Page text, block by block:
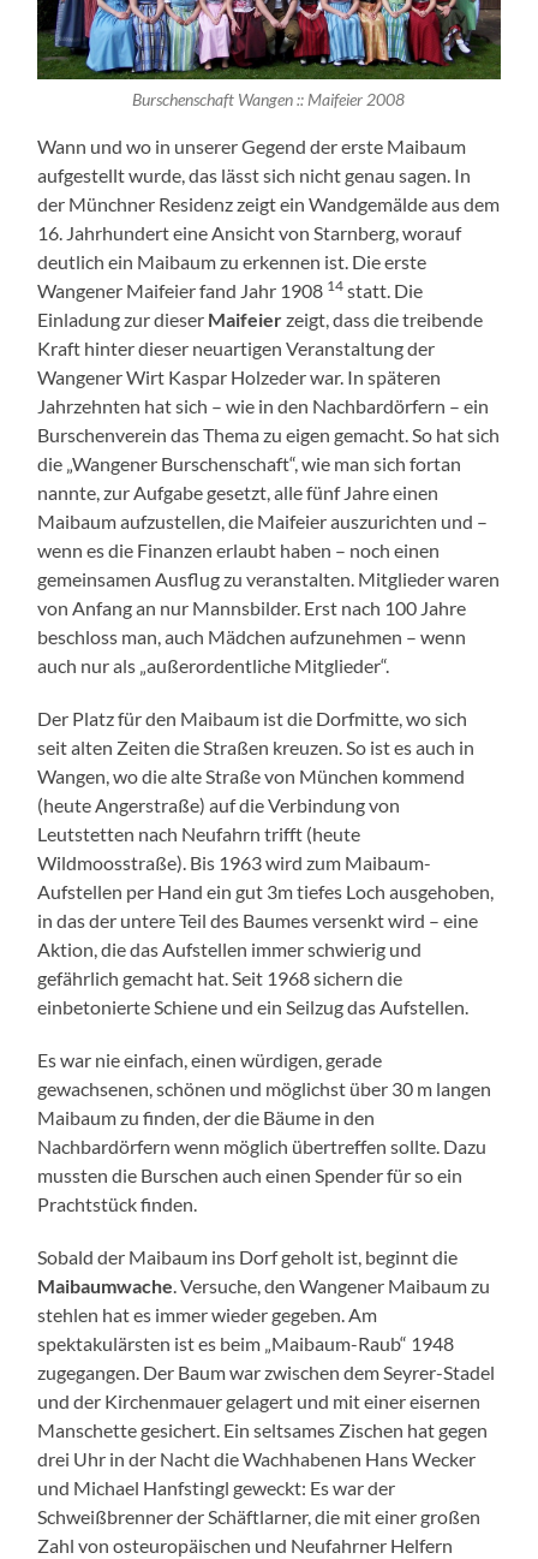
Burschenschaft Wangen :: Maifeier 2008
Wann und wo in unserer Gegend der erste Maibaum
aufgestellt wurde, das lässt sich nicht genau sagen. In
der Münchner Residenz zeigt ein Wandgemälde aus dem
16. Jahrhundert eine Ansicht von Starnberg, worauf
deutlich ein Maibaum zu erkennen ist. Die erste
Wangener Maifeier fand Jahr 1908 14 statt. Die
Einladung zur dieser Maifeierzeigt, dass die treibende
Kraft hinter dieser neuartigen Veranstaltung der
Wangener Wirt Kaspar Holzeder war. In späteren
Jahrzehnten hat sich – wie in den Nachbardörfern – ein
Burschenverein das Thema zu eigen gemacht. So hat sich
die „Wangener Burschenschaft“, wie man sich fortan
nannte, zur Aufgabe gesetzt, alle fünf Jahre einen
Maibaum aufzustellen, die Maifeier auszurichten und –
wenn es die Finanzen erlaubt haben – noch einen
gemeinsamen Ausflug zu veranstalten. Mitglieder waren
von Anfang an nur Mannsbilder. Erst nach 100 Jahre
beschloss man, auch Mädchen aufzunehmen – wenn
auch nur als „außerordentliche Mitglieder“.
Der Platz für den Maibaum ist die Dorfmitte, wo sich
seit alten Zeiten die Straßen kreuzen. So ist es auch in
Wangen, wo die alte Straße von München kommend
(heute Angerstraße) auf die Verbindung von
Leutstetten nach Neufahrn trifft (heute
Wildmoosstraße). Bis 1963 wird zum Maibaum-
Aufstellen per Hand ein gut 3m tiefes Loch ausgehoben,
in das der untere Teil des Baumes versenkt wird – eine
Aktion, die das Aufstellen immer schwierig und
gefährlich gemacht hat. Seit 1968 sichern die
einbetonierte Schiene und ein Seilzug das Aufstellen.
Es war nie einfach, einen würdigen, gerade
gewachsenen, schönen und möglichst über 30 m langen
Maibaum zu finden, der die Bäume in den
Nachbardörfern wenn möglich übertreffen sollte. Dazu
mussten die Burschen auch einen Spender für so ein
Prachtstück finden.
Sobald der Maibaum ins Dorf geholt ist, beginnt die
Maibaumwache. Versuche, den Wangener Maibaum zu
stehlen hat es immer wieder gegeben. Am
spektakulärsten ist es beim „Maibaum-Raub“ 1948
zugegangen. Der Baum war zwischen dem Seyrer-Stadel
und der Kirchenmauer gelagert und mit einer eisernen
Manschette gesichert. Ein seltsames Zischen hat gegen
drei Uhr in der Nacht die Wachhabenen Hans Wecker
und Michael Hanfstingl geweckt: Es war der
Schweißbrenner der Schäftlarner, die mit einer großen
Zahl von osteuropäischen und Neufahrner Helfern